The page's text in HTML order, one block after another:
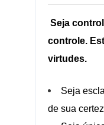
Seja
controle.
virtudes.
Seja
de sua